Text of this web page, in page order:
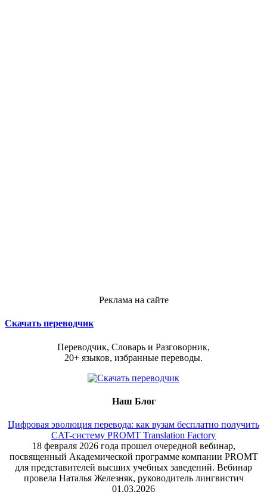
Реклама на сайте
Скачать переводчик
Переводчик, Словарь и Разговорник,
20+ языков, избранные переводы.
Наш Блог
Цифровая эволюция перевода: как вузам бесплатно получить
CAT-систему PROMT Translation Factory
18 февраля 2026 года прошел очередной вебинар,
посвященный Академической программе компании PROMT
для представителей высших учебных заведений. Вебинар
провела Наталья Железняк, руководитель лингвистич
01.03.2026